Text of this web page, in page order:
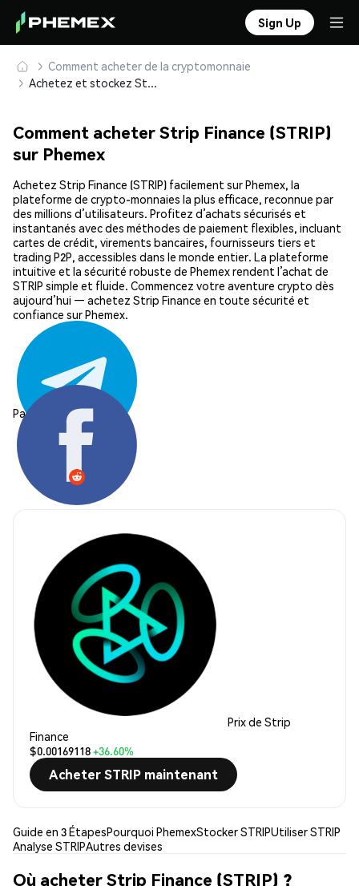
Sign Up
Comment acheter de la cryptomonnaie
Achetez et stockez Strip Finance (STRIP) en toute sécurité
Comment acheter Strip Finance (STRIP)
sur Phemex
Achetez Strip Finance (STRIP) facilement sur Phemex, la
plateforme de crypto-monnaies la plus efficace, reconnue par
des millions d’utilisateurs. Profitez d’achats sécurisés et
instantanés avec des méthodes de paiement flexibles, incluant
cartes de crédit, virements bancaires, fournisseurs tiers et
trading P2P, accessibles dans le monde entier. La plateforme
intuitive et la sécurité robuste de Phemex rendent l’achat de
STRIP simple et fluide. Commencez votre aventure crypto dès
aujourd’hui — achetez Strip Finance en toute sécurité et
confiance sur Phemex.
Partager:
Prix de Strip
Finance
$0.00169118+36.60%
Acheter STRIP maintenant
Guide en 3 ÉtapesPourquoi PhemexStocker STRIPUtiliser STRIP
Analyse STRIPAutres devises
Où acheter Strip Finance (STRIP) ?